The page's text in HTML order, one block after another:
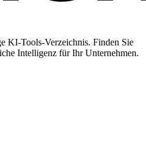
KI-Tools-Verzeichnis. Finden Sie
Intelligenz für Ihr Unternehmen.